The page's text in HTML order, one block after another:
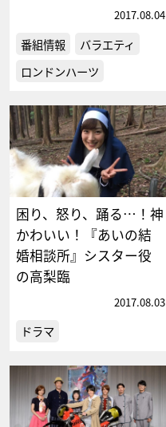
2017.08.04
番組情報
バラエティ
ロンドンハーツ
困り、怒り、踊る…！神
かわいい！『あいの結
婚相談所』シスター役
の高梨臨
2017.08.03
ドラマ